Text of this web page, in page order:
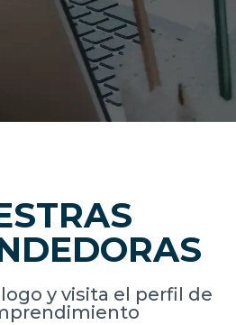
y visita el perfil de